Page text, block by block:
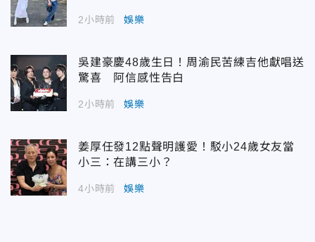
2小時前 娛樂
吳建豪慶48歲生日！周渝民苦練吉他獻唱送
驚喜 阿信感性告白
2小時前 娛樂
姜厚任發12點聲明護愛！駁小24歲女友當
小三：在講三小？
4小時前 娛樂